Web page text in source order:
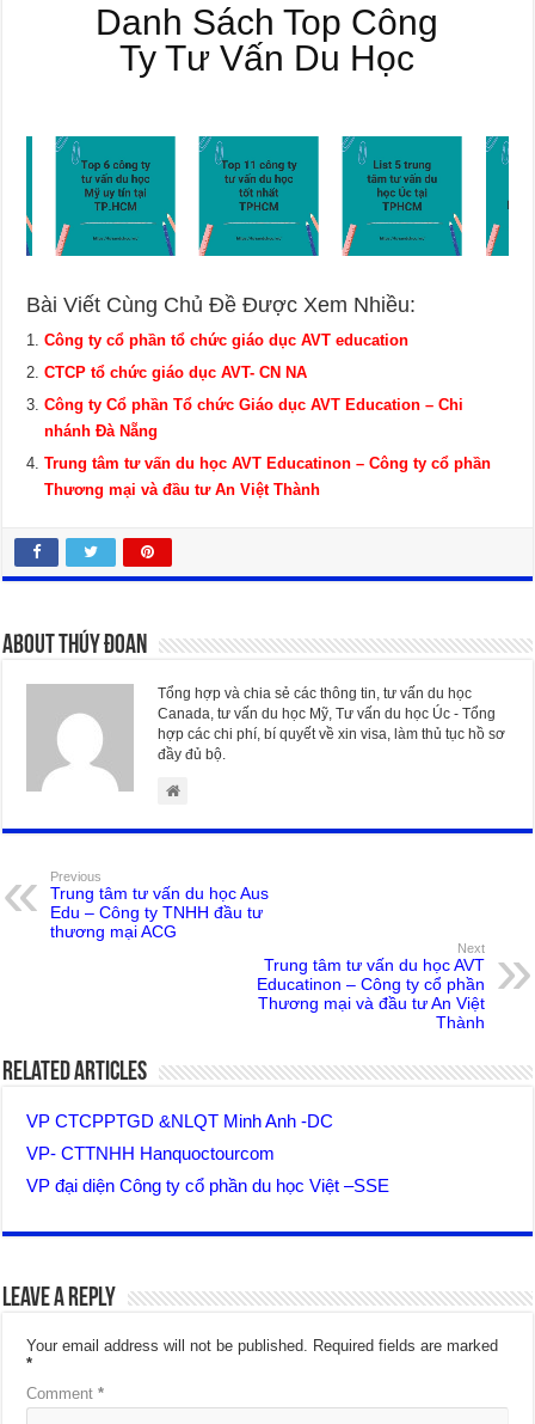
Danh Sách Top Công
Ty Tư Vấn Du Học
Bài Viết Cùng Chủ Đề Được Xem Nhiều:
Công ty cổ phần tổ chức giáo dục AVT education
CTCP tổ chức giáo dục AVT- CN NA
Công ty Cổ phần Tổ chức Giáo dục AVT Education – Chi
nhánh Đà Nẵng
Trung tâm tư vấn du học AVT Educatinon – Công ty cổ phần
Thương mại và đầu tư An Việt Thành
About Thúy Đoan
Tổng hợp và chia sẻ các thông tin, tư vấn du học
Canada, tư vấn du học Mỹ, Tư vấn du học Úc - Tổng
hợp các chi phí, bí quyết về xin visa, làm thủ tục hồ sơ
đầy đủ bộ.
Previous
Trung tâm tư vấn du học Aus
Edu – Công ty TNHH đầu tư
thương mại ACG
Next
Trung tâm tư vấn du học AVT
Educatinon – Công ty cổ phần
Thương mại và đầu tư An Việt
Thành
Related Articles
VP CTCPPTGD &NLQT Minh Anh -DC
VP- CTTNHH Hanquoctourcom
VP đại diện Công ty cổ phần du học Việt –SSE
Leave a Reply
Your email address will not be published. Required fields are marked
*
Comment*